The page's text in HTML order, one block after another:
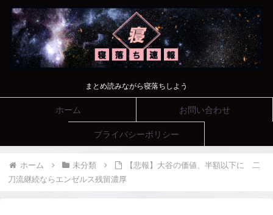
まとめ読みながら寝落ちしよう
ホーム お問い合わせ
プライバシーポリシー
ホーム 未分類
【悲報】大谷の価値、半額以下に 二
刀流継続ならエンゼルス残留濃厚